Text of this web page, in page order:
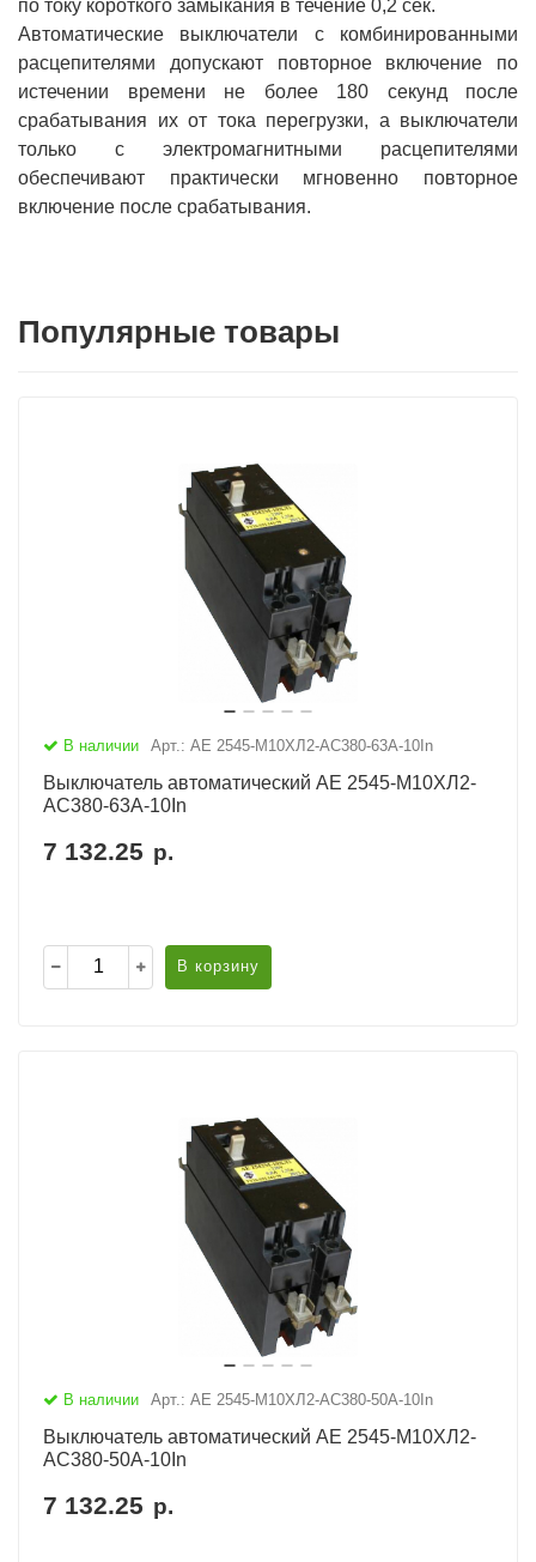
по току короткого замыкания в течение 0,2 сек.
Автоматические выключатели с комбинированными
расцепителями допускают повторное включение по
истечении времени не более 180 секунд после
срабатывания их от тока перегрузки, а выключатели
только с электромагнитными расцепителями
обеспечивают практически мгновенно повторное
включение после срабатывания.
Популярные товары
В наличии Арт.: АЕ 2545-М10ХЛ2-AC380-63А-10In
Выключатель автоматический АЕ 2545-М10ХЛ2-
AC380-63А-10In
7 132.25 р.
В корзину
В наличии Арт.: АЕ 2545-М10ХЛ2-AC380-50А-10In
Выключатель автоматический АЕ 2545-М10ХЛ2-
AC380-50А-10In
7 132.25 р.